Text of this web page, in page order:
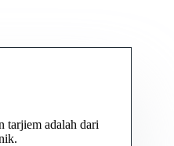
tarjiem adalah dari